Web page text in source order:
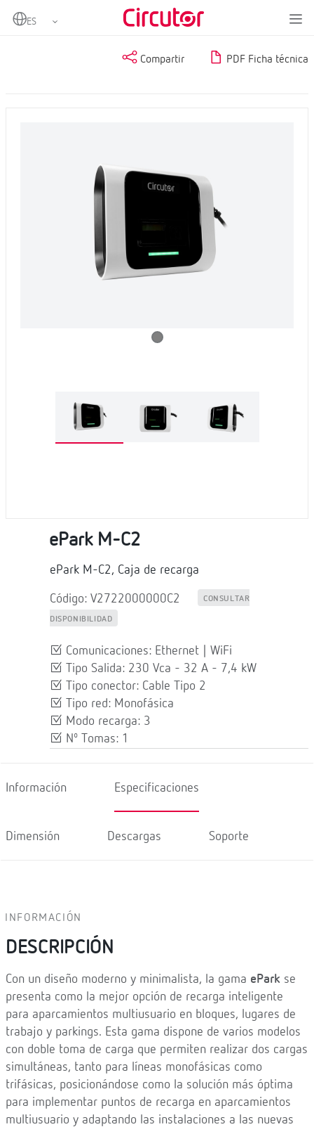
Home
Compartir PDF Ficha técnica
ePark M-C2
ePark M-C2, Caja de recarga
Código: V2722000000C2 CONSULTAR
DISPONIBILIDAD
Comunicaciones: Ethernet | WiFi
Tipo Salida: 230 Vca - 32 A - 7,4 kW
Tipo conector: Cable Tipo 2
Tipo red: Monofásica
Modo recarga: 3
Nº Tomas: 1
Información Especificaciones
Dimensión Descargas Soporte
INFORMACIÓN
DESCRIPCIÓN
Con un diseño moderno y minimalista, la gama ePark se
presenta como la mejor opción de recarga inteligente
para aparcamientos multiusuario en bloques, lugares de
trabajo y parkings. Esta gama dispone de varios modelos
con doble toma de carga que permiten realizar dos cargas
simultáneas, tanto para líneas monofásicas como
trifásicas, posicionándose como la solución más óptima
para implementar puntos de recarga en aparcamientos
multiusuario y adaptando las instalaciones a las nuevas